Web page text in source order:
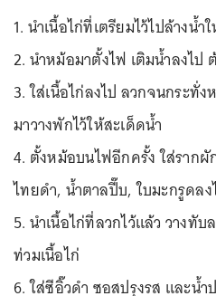
1. นำเนื้อไก่ที่เตรียมไว้ไปล้างน้ำ
2. นำหม้อมาตั้งไฟ เติมน้ำลงไป
3. ใส่เนื้อไก่ลงไป ลวกจนกระทั่
มาวางพักไว้ให้สะเด็ดน้ำ
4. ตั้งหม้อบนไฟอีกครั้ง ใส่ราก
ไทยดำ, น้ำตาลปี๊บ, ใบมะกรูดล
5. นำเนื้อไก่ที่ลวกไว้แล้ว วางทั
ท่วมเนื้อไก่
6. ใส่ซีอิ๊วดำ ซอสปรุงรส และน้